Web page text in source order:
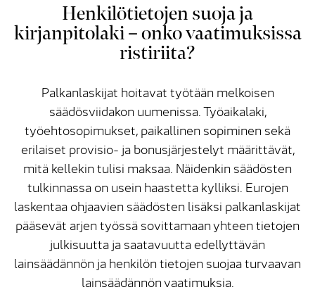
Henkilötietojen suoja ja
kirjanpitolaki – onko vaatimuksissa
ristiriita?
Palkanlaskijat hoitavat työtään melkoisen
säädösviidakon uumenissa. Työaikalaki,
työehtosopimukset, paikallinen sopiminen sekä
erilaiset provisio- ja bonusjärjestelyt määrittävät,
mitä kellekin tulisi maksaa. Näidenkin säädösten
tulkinnassa on usein haastetta kylliksi. Eurojen
laskentaa ohjaavien säädösten lisäksi palkanlaskijat
pääsevät arjen työssä sovittamaan yhteen tietojen
julkisuutta ja saatavuutta edellyttävän
lainsäädännön ja henkilön tietojen suojaa turvaavan
lainsäädännön vaatimuksia.